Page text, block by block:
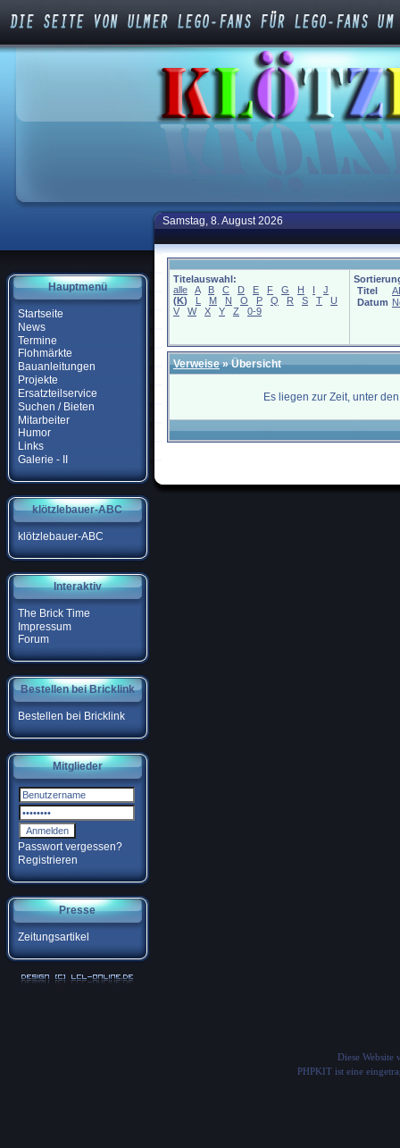
Hauptmenü
Startseite
News
Termine
Flohmärkte
Bauanleitungen
Projekte
Ersatzteilservice
Suchen / Bieten
Mitarbeiter
Humor
Links
Galerie - II
klötzlebauer-ABC
klötzlebauer-ABC
Interaktiv
The Brick Time
Impressum
Forum
Bestellen bei Bricklink
Bestellen bei Bricklink
Mitglieder
Passwort vergessen?
Registrieren
Presse
Zeitungsartikel
Samstag, 8. August 2026
Titelauswahl:
alle
A B C D E F G H I
J
(K) L M N O P Q R S T
U
V
W X Y Z 0-9
Titel
Datum
Verweise» Übersicht
Es liegen zur Zeit, unter
Diese Website
PHPKIT ist eine